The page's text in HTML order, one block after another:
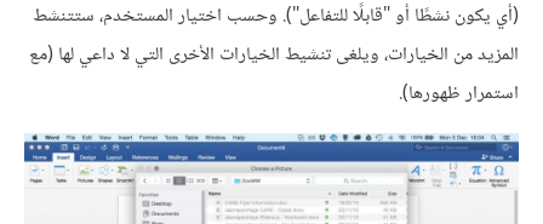
(أي يكون نشطًا أو "قابلًا للتفاعل"). وحسب اختيار المستخدم، ستتنشط
المزيد من الخيارات، ويلغى تنشيط الخيارات الأخرى التي لا داعي لها (مع
استمرار ظهورها).